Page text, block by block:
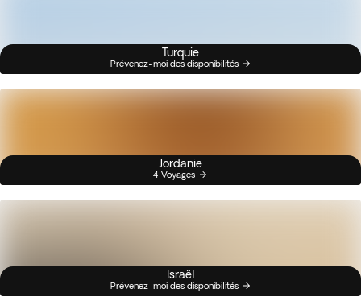
Turquie
Prévenez-moi des disponibilités
Jordanie
4 Voyages
Israël
Prévenez-moi des disponibilités